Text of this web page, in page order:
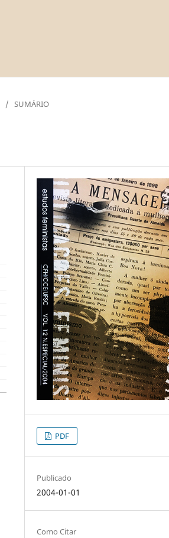
/ SUMÁRIO
PDF
Publicado
2004-01-01
Como Citar